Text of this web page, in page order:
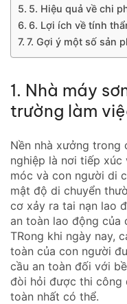
5. Hiệu quả về chi
6. Lợi ích về tính
7. Gợi ý một số sản
1. Nhà máy
trường làm
Nền nhà xưởng trong
nghiệp là nơi tiếp
móc và con người di
mật độ di chuyển
cơ xảy ra tai nạn lao
an toàn lao động của
TRong khi ngày nay,
toàn của con người
cầu an toàn đối với
đòi hỏi được thi công
toàn nhất có thể.